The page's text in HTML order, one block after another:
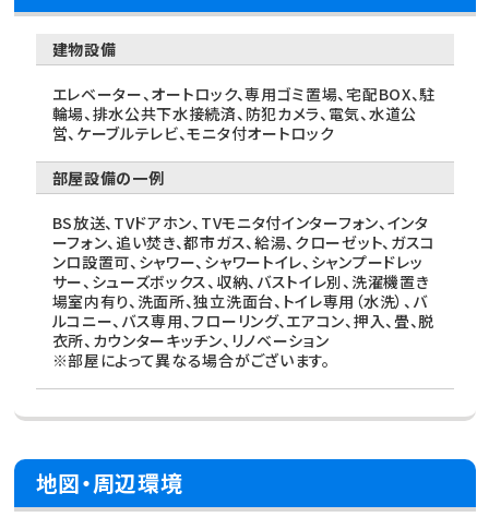
建物設備
エレベーター、オートロック、専用ゴミ置場、宅配BOX、駐
輪場、排水公共下水接続済、防犯カメラ、電気、水道公
営、ケーブルテレビ、モニタ付オートロック
部屋設備の一例
BS放送、TVドアホン、TVモニタ付インターフォン、インタ
ーフォン、追い焚き、都市ガス、給湯、クローゼット、ガスコ
ンロ設置可、シャワー、シャワートイレ、シャンプードレッ
サー、シューズボックス、収納、バストイレ別、洗濯機置き
場室内有り、洗面所、独立洗面台、トイレ専用（水洗）、バ
ルコニー、バス専用、フローリング、エアコン、押入、畳、脱
衣所、カウンターキッチン、リノベーション
※部屋によって異なる場合がございます。
地図・周辺環境